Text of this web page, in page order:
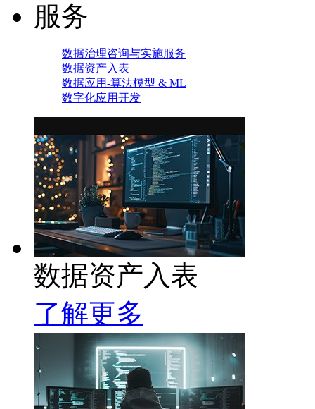
服务
数据治理咨询与实施服务
数据资产入表
数据应用-算法模型 & ML
数字化应用开发
数据资产入表
了解更多